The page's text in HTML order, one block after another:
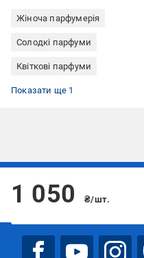
Жіноча парфумерія
Солодкі парфуми
Квіткові парфуми
Нішева парфумерія
Показати ще 1
1 050 ₴/шт.
Підписуйтесь, щоб